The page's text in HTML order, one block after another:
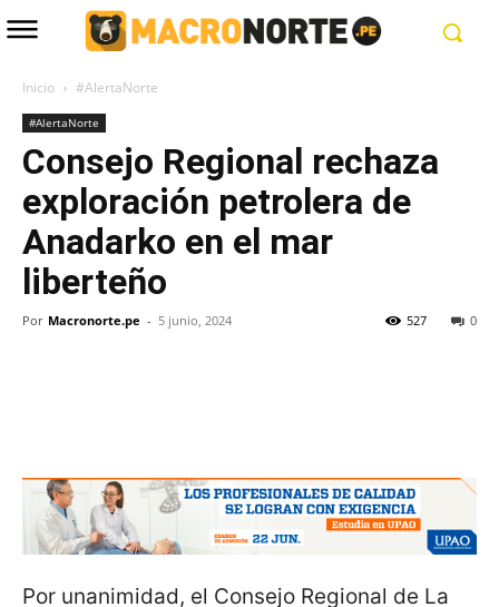
Inicio #AlertaNorte
#AlertaNorte
Consejo Regional rechaza
exploración petrolera de
Anadarko en el mar
liberteño
Por Macronorte.pe - 5 junio, 2024 0
527
Por unanimidad, el Consejo Regional de La